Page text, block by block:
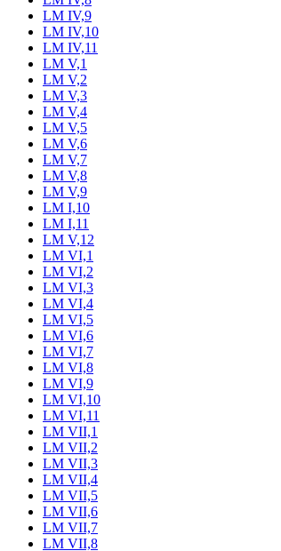
LM IV,9
LM IV,10
LM IV,11
LM V,1
LM V,2
LM V,3
LM V,4
LM V,5
LM V,6
LM V,7
LM V,8
LM V,9
LM I,10
LM I,11
LM V,12
LM VI,1
LM VI,2
LM VI,3
LM VI,4
LM VI,5
LM VI,6
LM VI,7
LM VI,8
LM VI,9
LM VI,10
LM VI,11
LM VII,1
LM VII,2
LM VII,3
LM VII,4
LM VII,5
LM VII,6
LM VII,7
LM VII,8